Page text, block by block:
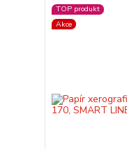
TOP produkt
Akce